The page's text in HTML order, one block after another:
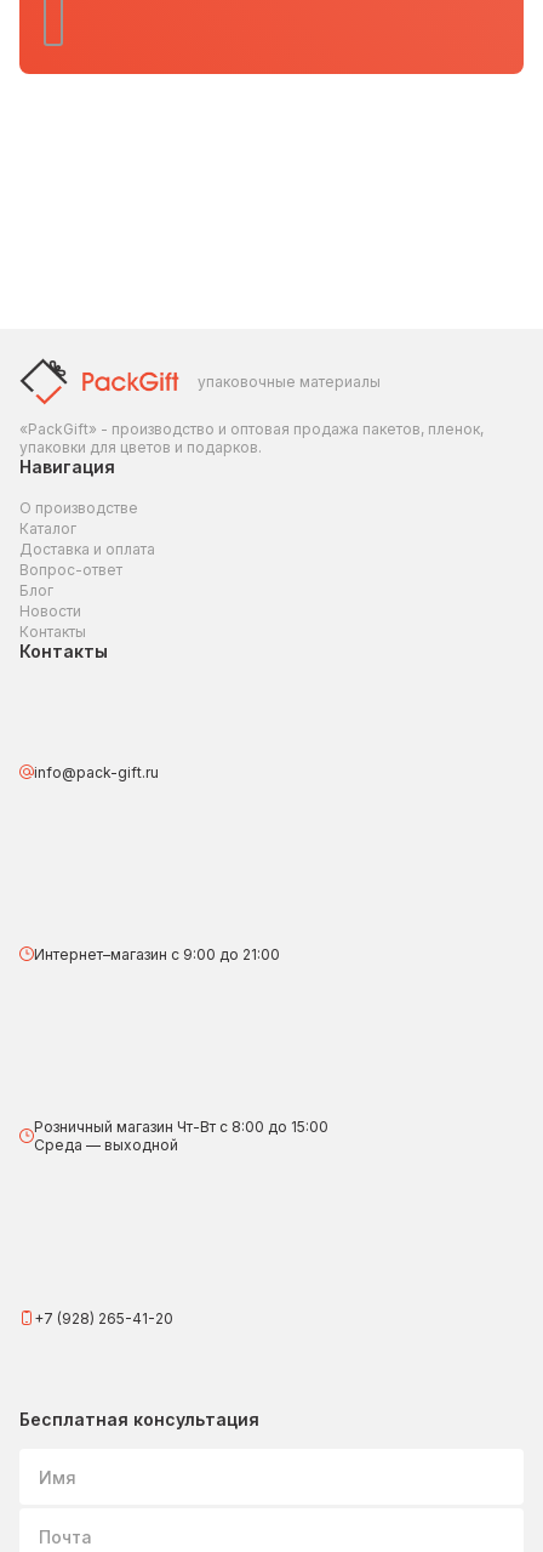
упаковочные материалы
«PackGift» - производство и оптовая продажа пакетов, пленок,
упаковки для цветов и подарков.
Навигация
О производстве
Каталог
Доставка и оплата
Вопрос-ответ
Блог
Новости
Контакты
Контакты
info@pack-gift.ru
Интернет–магазин с 9:00 до 21:00
Розничный магазин Чт-Вт с 8:00 до 15:00
Среда — выходной
+7 (928) 265-41-20
Бесплатная консультация